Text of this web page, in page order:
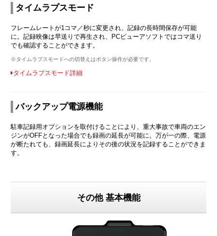
タイムラプスモード
フレームレートが1コマ／秒に変更され、記録の長時間保存が可能
に。記録映像は早送りで再生され、PCビューアソフトではコマ送り
でも確認することができます。
※タイムラプスモードへの切替えはボタン操作が必要です。
タイムラプスモード詳細
バックアップ電源機能
駐車記録用オプションを取付けることにより、重大事故で車両のエン
ジンがOFFとなった場合でも録画の延長が可能に。万が一の際、電源
が断たれても、録画延長によりその後の状況を記録することができま
す。
その他 基本機能